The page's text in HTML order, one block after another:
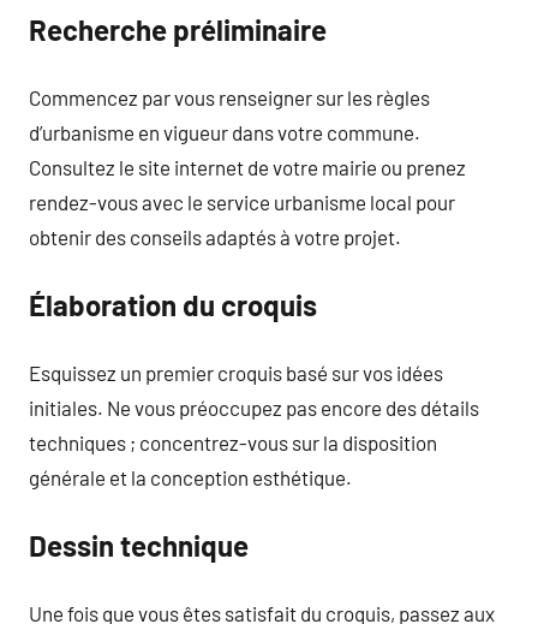
Recherche préliminaire
Commencez par vous renseigner sur les règles
d’urbanisme en vigueur dans votre commune.
Consultez le site internet de votre mairie ou prenez
rendez-vous avec le service urbanisme local pour
obtenir des conseils adaptés à votre projet.
Élaboration du croquis
Esquissez un premier croquis basé sur vos idées
initiales. Ne vous préoccupez pas encore des détails
techniques ; concentrez-vous sur la disposition
générale et la conception esthétique.
Dessin technique
Une fois que vous êtes satisfait du croquis, passez aux